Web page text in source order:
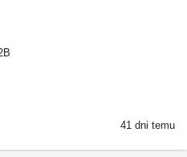
41 dni temu